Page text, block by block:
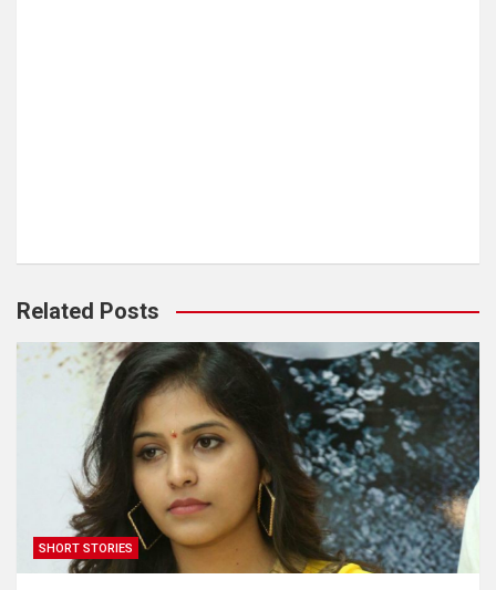
Related Posts
SHORT STORIES